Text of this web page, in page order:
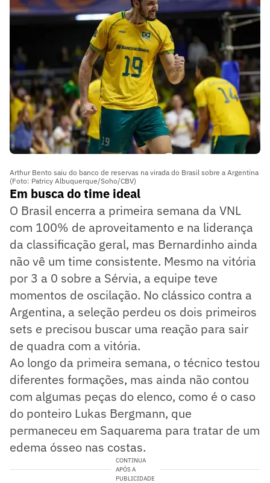
Arthur Bento saiu do banco de reservas na virada do Brasil sobre a Argentina
(Foto: Patricy Albuquerque/Soho/CBV)
Em busca do time ideal
O Brasil encerra a primeira semana da VNL
com 100% de aproveitamento e na liderança
da classificação geral, mas Bernardinho ainda
não vê um time consistente. Mesmo na vitória
por 3 a 0 sobre a Sérvia, a equipe teve
momentos de oscilação. No clássico contra a
Argentina, a seleção perdeu os dois primeiros
sets e precisou buscar uma reação para sair
de quadra com a vitória.
Ao longo da primeira semana, o técnico testou
diferentes formações, mas ainda não contou
com algumas peças do elenco, como é o caso
do ponteiro Lukas Bergmann, que
permaneceu em Saquarema para tratar de um
edema ósseo nas costas.
CONTINUA
APÓS A
PUBLICIDADE